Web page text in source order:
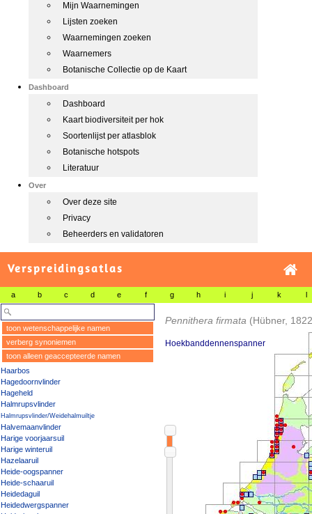
Mijn Waarnemingen
Lijsten zoeken
Waarnemingen zoeken
Waarnemers
Botanische Collectie op de Kaart
Dashboard
Dashboard
Kaart biodiversiteit per hok
Soortenlijst per atlasblok
Botanische hotspots
Literatuur
Over
Over deze site
Privacy
Beheerders en validatoren
Verspreidingsatlas
a b c d e f g h i j k l
toon wetenschappelijke namen
verberg synoniemen
toon alleen geaccepteerde namen
Haarbos
Hagedoornvlinder
Hageheld
Halmrupsvlinder
Halmrupsvlinder/Weidehalmuiltje
Halvemaanvlinder
Harige voorjaarsuil
Harige winteruil
Hazelaaruil
Heide-oogspanner
Heide-schaaruil
Heidedaguil
Heidedwergspanner
Pennithera firmata (Hübner,
Hoekbanddennenspanner